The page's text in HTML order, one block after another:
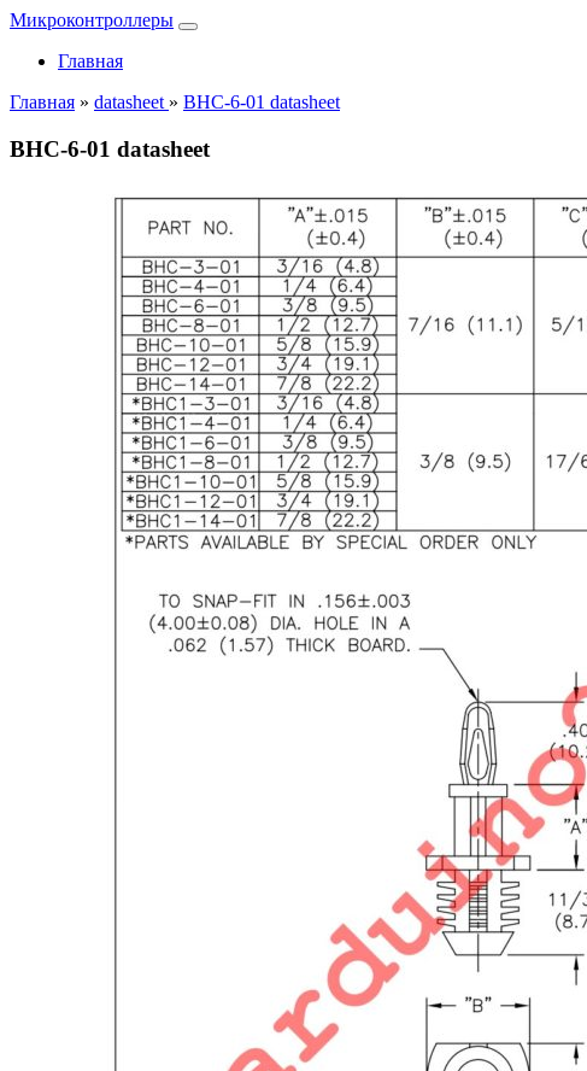
Микроконтроллеры
Главная
Главная » datasheet » BHC-6-01 datasheet
BHC-6-01 datasheet